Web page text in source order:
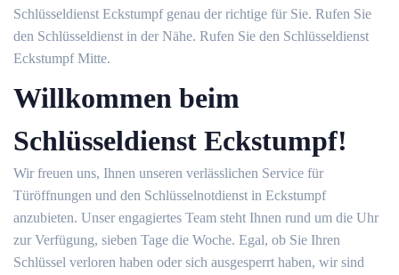
Schlüsseldienst Eckstumpf genau der richtige für Sie. Rufen Sie
den Schlüsseldienst in der Nähe. Rufen Sie den Schlüsseldienst
Eckstumpf Mitte.
Willkommen beim
Schlüsseldienst Eckstumpf!
Wir freuen uns, Ihnen unseren verlässlichen Service für
Türöffnungen und den Schlüsselnotdienst in Eckstumpf
anzubieten. Unser engagiertes Team steht Ihnen rund um die Uhr
zur Verfügung, sieben Tage die Woche. Egal, ob Sie Ihren
Schlüssel verloren haben oder sich ausgesperrt haben, wir sind